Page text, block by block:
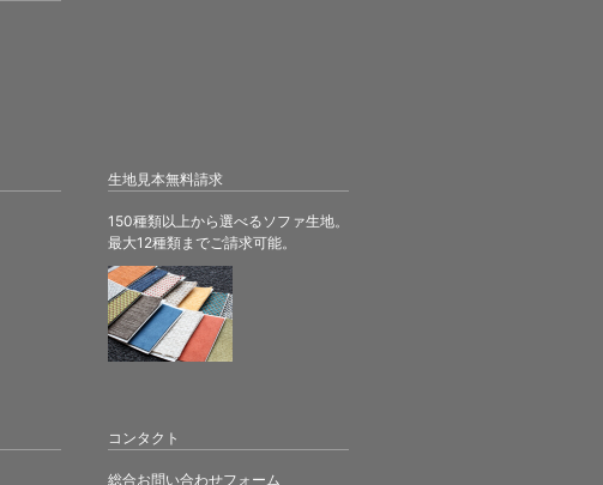
生地見本無料請求
150種類以上から選べるソファ生地。
最大12種類までご請求可能。
コンタクト
総合お問い合わせフォーム